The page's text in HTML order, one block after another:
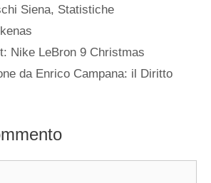
Siena, Statistiche
Nike LeBron 9 Christmas
da Enrico Campana: il Diritto